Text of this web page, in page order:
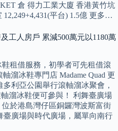
倉 得力工業大廈 香港黃竹坑
平台) 1.5億 更多…
工人房戶 累減500萬元以1180萬
鞋租借服務，初學者可先租借滾
溜冰鞋專門店 Madame Quad 更
利亞公園舉行滾軸溜冰聚會，
溜冰鞋便可參與！ 利舞臺廣場
位於港島灣仔區銅鑼灣波斯富街
臺廣場與時代廣場，屬單向南行